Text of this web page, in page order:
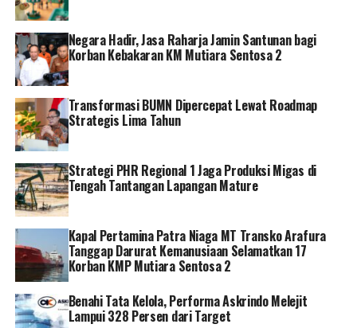
Tantangan utama yang dihadapi Pelindo adalah
standardisasi operasional, mengingat sebelumnya setiap
pelabuhan memiliki sistem dan budaya kerja masing-
masing.
Melalui komunikasi intensif dan pendekatan kolaboratif,
Pelindo secara bertahap berhasil membangun kesamaan
visi di internal perusahaan.
Transformasi juga mendorong pemangku kepentingan
eksternal, seperti pemilik kargo dan pengemudi truk
kontainer, untuk menyesuaikan diri dengan sistem baru
yang lebih terintegrasi dan berbasis digital.
Setelah penyeragaman sistem berjalan, Pelindo
melangkah lebih jauh dengan melakukan sentralisasi
perencanaan dan pengendalian operasional.
Negara Hadir, Jasa Raharja Jamin Santunan bagi
Korban Kebakaran KM Mutiara Sentosa 2
Transformasi BUMN Dipercepat Lewat Roadmap
Strategis Lima Tahun
Strategi PHR Regional 1 Jaga Produksi Migas di
Tengah Tantangan Lapangan Mature
Kapal Pertamina Patra Niaga MT Transko Arafura
Tanggap Darurat Kemanusiaan Selamatkan 17
Korban KMP Mutiara Sentosa 2
Benahi Tata Kelola, Performa Askrindo Melejit
Lampui 328 Persen dari Target